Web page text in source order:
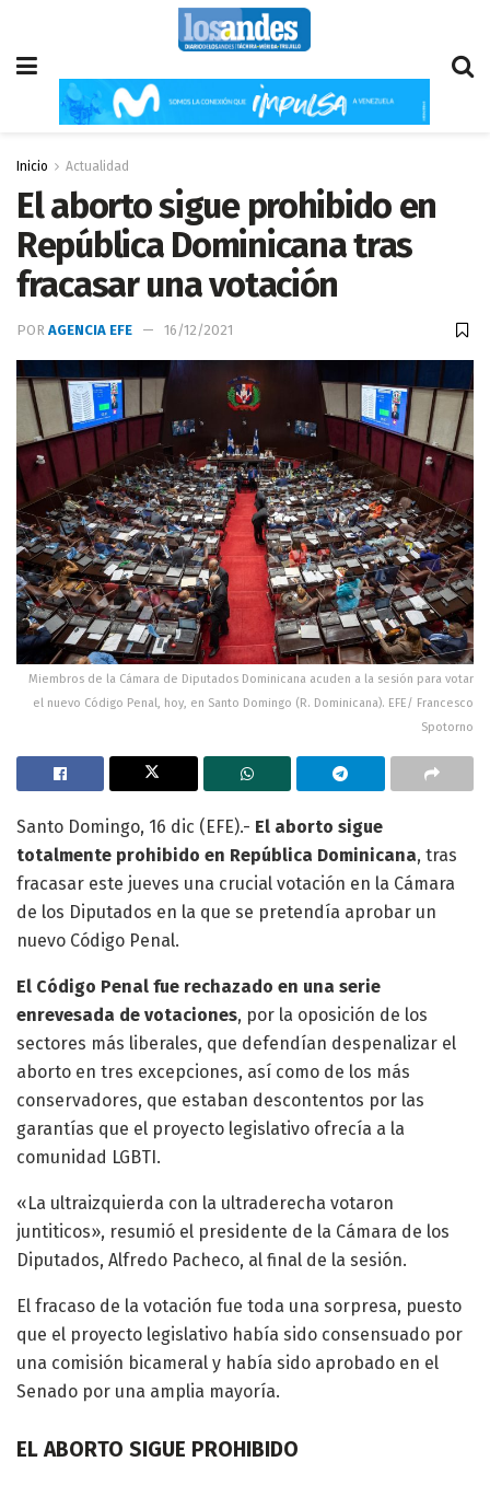
Inicio Actualidad
El aborto sigue prohibido en
República Dominicana tras
fracasar una votación
POR AGENCIA EFE 16/12/2021
Miembros de la Cámara de Diputados Dominicana acuden a la sesión para votar
el nuevo Código Penal, hoy, en Santo Domingo (R. Dominicana). EFE/ Francesco
Spotorno
Santo Domingo, 16 dic (EFE).- El aborto sigue
totalmente prohibido en República Dominicana, tras
fracasar este jueves una crucial votación en la Cámara
de los Diputados en la que se pretendía aprobar un
nuevo Código Penal.
El Código Penal fue rechazado en una serie
enrevesada de votaciones, por la oposición de los
sectores más liberales, que defendían despenalizar el
aborto en tres excepciones, así como de los más
conservadores, que estaban descontentos por las
garantías que el proyecto legislativo ofrecía a la
comunidad LGBTI.
«La ultraizquierda con la ultraderecha votaron
juntiticos», resumió el presidente de la Cámara de los
Diputados, Alfredo Pacheco, al final de la sesión.
El fracaso de la votación fue toda una sorpresa, puesto
que el proyecto legislativo había sido consensuado por
una comisión bicameral y había sido aprobado en el
Senado por una amplia mayoría.
EL ABORTO SIGUE PROHIBIDO